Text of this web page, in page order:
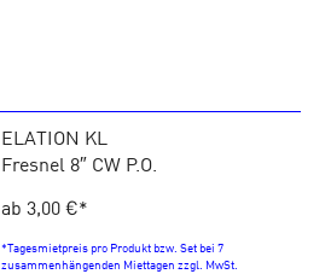
ELATION KL
Fresnel 8″ CW P.O.
ab 3,00 €*
*Tagesmietpreis pro Produkt bzw. Set bei 7
zusammenhängenden Miettagen zzgl. MwSt.